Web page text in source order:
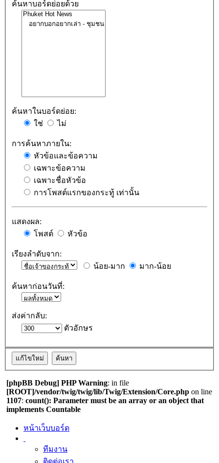
ค้นหาบอร์ดย่อยด้วย
ค้นหาในบอร์ดย่อย:
ใช่
ไม่
การค้นหาภายใน:
หัวข้อและข้อความ
เฉพาะข้อความ
เฉพาะชื่อหัวข้อ
การโพสต์แรกของกระทู้ เท่านั้น
แสดงผล:
โพสต์
หัวข้อ
เรียงลำดับจาก:
น้อย-มาก
มาก-น้อย
ค้นหาก่อนวันที่:
ส่งค่ากลับ:
ตัวอักษร
[phpBB Debug] PHP Warning: in file
[ROOT]/vendor/twig/twig/lib/Twig/Extension/Core.php on line
1107: count(): Parameter must be an array or an object that
implements Countable
หน้าเว็บบอร์ด
ทีมงาน
ติดต่อเรา